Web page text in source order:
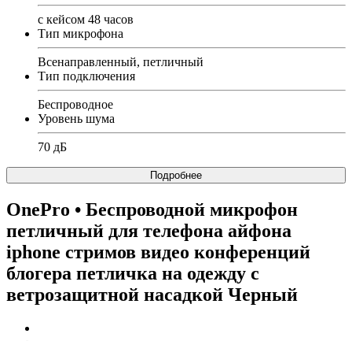
с кейсом 48 часов
Тип микрофона
Всенаправленный, петличный
Тип подключения
Беспроводное
Уровень шума
70 дБ
Подробнее
OnePro • Беспроводной микрофон
петличный для телефона айфона
iphone стримов видео конференций
блогера петличка на одежду с
ветрозащитной насадкой Черный